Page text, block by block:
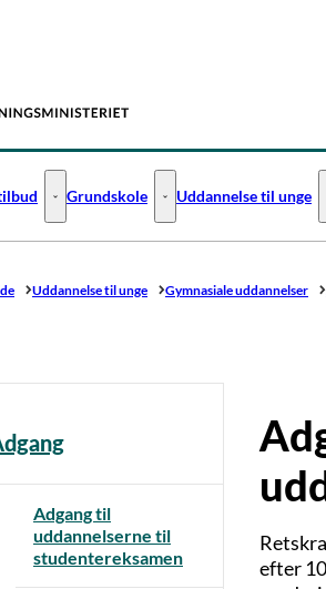
Dagtilbud - Flere links
Grundskole Grundskole - Flere links
Uddannelse til unge
Uddannelse til unge Gymnasiale uddannelser
Adgang til
uddannelserne til
studentereksamen
efter